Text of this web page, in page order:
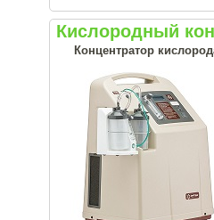
Кислородный
Концентратор